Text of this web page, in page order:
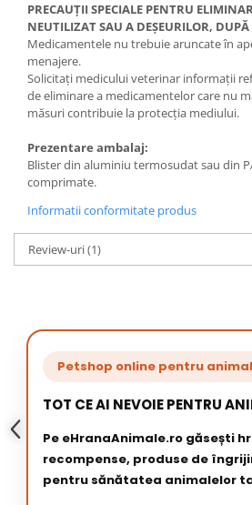
PRECAUŢII SPECIALE PENTRU
NEUTILIZAT SAU A DEŞEURILOR, DUPĂ
Medicamentele nu trebuie aruncate în
menajere.
Solicitaţi medicului veterinar informaţii
de eliminare a medicamentelor care nu
măsuri contribuie la protecţia mediului.
Prezentare ambalaj:
Blister din aluminiu termosudat sau din
comprimate.
Informatii conformitate produs
Review-uri(1)
Petshop online pentru
TOT CE AI NEVOIE PENTRU
Pe eHranaAnimale.ro găsești
recompense, produse de
pentru sănătatea animalelor